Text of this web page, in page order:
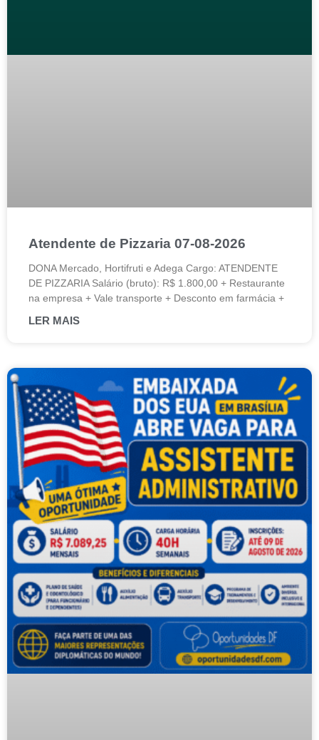
Atendente de Pizzaria 07-08-2026
DONA Mercado, Hortifruti e Adega Cargo: ATENDENTE
DE PIZZARIA Salário (bruto): R$ 1.800,00 + Restaurante
na empresa + Vale transporte + Desconto em farmácia +
LER MAIS